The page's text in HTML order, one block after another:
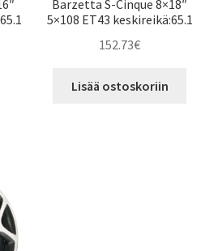
Barzetta S-Cinque 8×18″
5×108 ET43 keskireikä:65.1
152.73€
Lisää ostoskoriin